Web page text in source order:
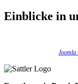
Einblicke in
Joomla